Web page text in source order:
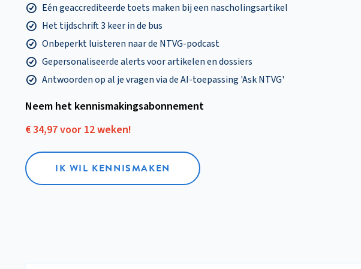
Eén geaccrediteerde toets maken bij een nascholingsartikel
Het tijdschrift 3 keer in de bus
Onbeperkt luisteren naar de NTVG-podcast
Gepersonaliseerde alerts voor artikelen en dossiers
Antwoorden op al je vragen via de AI-toepassing 'Ask NTVG'
Neem het kennismakings­abonnement
€ 34,97 voor 12 weken!
IK WIL KENNISMAKEN